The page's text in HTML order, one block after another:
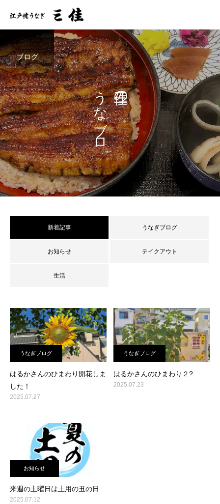
ブログ
三佳の
うなブロ
新着記事 うなぎブログ
お知らせ テイクアウト
生活
うなぎブログ
はるかさんのひまわり開花しま
した！
2025.07.27
うなぎブログ
はるかさんのひまわり２?
2025.07.23
お知らせ
来週の土曜日は土用の丑の日
2025.07.12